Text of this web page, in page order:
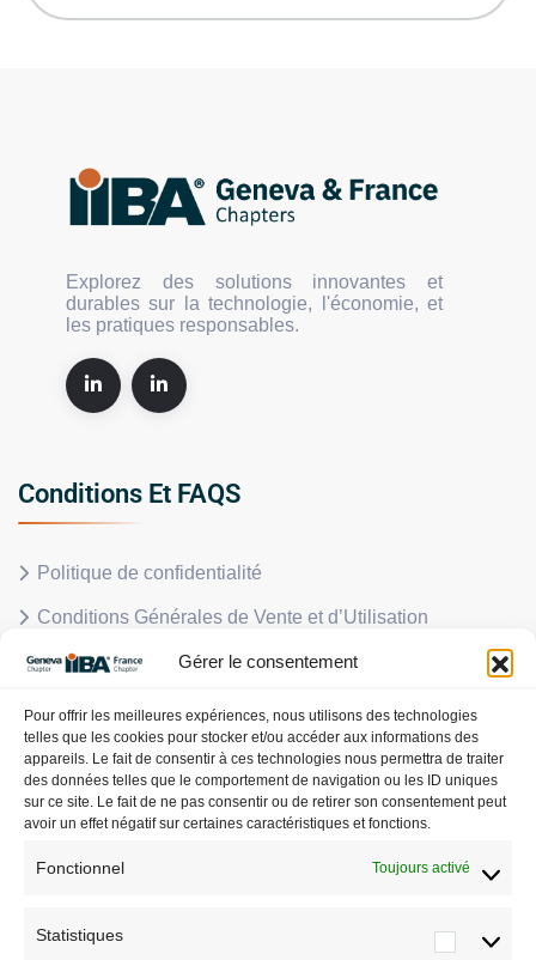
Gérer le consentement
Pour offrir les meilleures expériences, nous utilisons des technologies
telles que les cookies pour stocker et/ou accéder aux informations des
appareils. Le fait de consentir à ces technologies nous permettra de traiter
des données telles que le comportement de navigation ou les ID uniques
sur ce site. Le fait de ne pas consentir ou de retirer son consentement peut
avoir un effet négatif sur certaines caractéristiques et fonctions.
Fonctionnel Toujours activé
Statistiques
Explorez des solutions innovantes et
durables sur la technologie, l'économie, et
les pratiques responsables.
Conditions Et FAQS
Politique de confidentialité
Conditions Générales de Vente et d’Utilisation
Politique en matière de remboursements et de retours
FAQS
Politique de cookies (UE)
A Propos